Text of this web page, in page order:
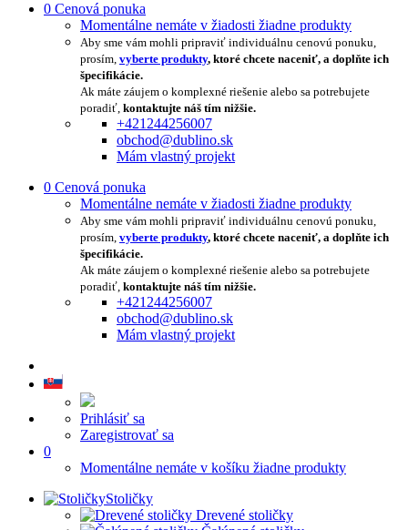
0 Cenová ponuka
Momentálne nemáte v žiadosti žiadne produkty
Aby sme vám mohli pripraviť individuálnu cenovú ponuku,
prosím, vyberte produkty, ktoré chcete naceniť, a doplňte ich
špecifikácie.
Ak máte záujem o komplexné riešenie alebo sa potrebujete
poradiť, kontaktujte náš tím nižšie.
+421244256007
obchod@dublino.sk
Mám vlastný projekt
0 Cenová ponuka
Momentálne nemáte v žiadosti žiadne produkty
Aby sme vám mohli pripraviť individuálnu cenovú ponuku,
prosím, vyberte produkty, ktoré chcete naceniť, a doplňte ich
špecifikácie.
Ak máte záujem o komplexné riešenie alebo sa potrebujete
poradiť, kontaktujte náš tím nižšie.
+421244256007
obchod@dublino.sk
Mám vlastný projekt
Prihlásiť sa
Zaregistrovať sa
0
Momentálne nemáte v košíku žiadne produkty
Stoličky
Drevené stoličky